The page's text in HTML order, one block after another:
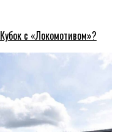
с «Локомотивом»?